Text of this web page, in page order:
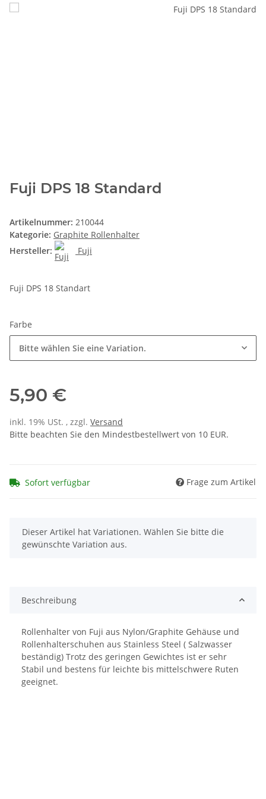
Fuji DPS 18 Standard
Artikelnummer: 210044
Kategorie: Graphite Rollenhalter
Hersteller:
Fuji
Fuji DPS 18 Standart
Farbe
Bitte wählen Sie eine Variation.
5,90 €
inkl. 19% USt. , zzgl. Versand
Bitte beachten Sie den Mindestbestellwert von 10 EUR.
Sofort verfügbar Frage zum Artikel
x
Dieser Artikel hat Variationen. Wählen Sie bitte die
gewünschte Variation aus.
Beschreibung
Rollenhalter von Fuji aus Nylon/Graphite Gehäuse und
Rollenhalterschuhen aus Stainless Steel ( Salzwasser
beständig) Trotz des geringen Gewichtes ist er sehr
Stabil und bestens für leichte bis mittelschwere Ruten
geeignet.